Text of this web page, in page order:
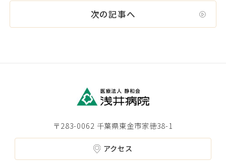
次の記事へ
〒283-0062 千葉県東金市家徳38-1
アクセス